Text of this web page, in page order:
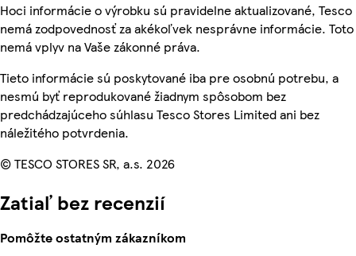
Hoci informácie o výrobku sú pravidelne aktualizované, Tesco
nemá zodpovednosť za akékoľvek nesprávne informácie. Toto
nemá vplyv na Vaše zákonné práva.
Tieto informácie sú poskytované iba pre osobnú potrebu, a
nesmú byť reprodukované žiadnym spôsobom bez
predchádzajúceho súhlasu Tesco Stores Limited ani bez
náležitého potvrdenia.
© TESCO STORES SR, a.s. 2026
Zatiaľ bez recenzií
Pomôžte ostatným zákazníkom